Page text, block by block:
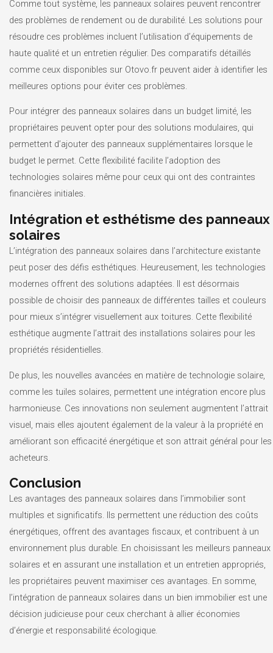
Comme tout système, les panneaux solaires peuvent rencontrer
des problèmes de rendement ou de durabilité. Les solutions pour
résoudre ces problèmes incluent l’utilisation d’équipements de
haute qualité et un entretien régulier. Des comparatifs détaillés
comme ceux disponibles sur Otovo.fr peuvent aider à identifier les
meilleures options pour éviter ces problèmes.
Pour intégrer des panneaux solaires dans un budget limité, les
propriétaires peuvent opter pour des solutions modulaires, qui
permettent d’ajouter des panneaux supplémentaires lorsque le
budget le permet. Cette flexibilité facilite l’adoption des
technologies solaires même pour ceux qui ont des contraintes
financières initiales.
Intégration et esthétisme des panneaux
solaires
L’intégration des panneaux solaires dans l’architecture existante
peut poser des défis esthétiques. Heureusement, les technologies
modernes offrent des solutions adaptées. Il est désormais
possible de choisir des panneaux de différentes tailles et couleurs
pour mieux s’intégrer visuellement aux toitures. Cette flexibilité
esthétique augmente l’attrait des installations solaires pour les
propriétés résidentielles.
De plus, les nouvelles avancées en matière de technologie solaire,
comme les tuiles solaires, permettent une intégration encore plus
harmonieuse. Ces innovations non seulement augmentent l’attrait
visuel, mais elles ajoutent également de la valeur à la propriété en
améliorant son efficacité énergétique et son attrait général pour les
acheteurs.
Conclusion
Les avantages des panneaux solaires dans l’immobilier sont
multiples et significatifs. Ils permettent une réduction des coûts
énergétiques, offrent des avantages fiscaux, et contribuent à un
environnement plus durable. En choisissant les meilleurs panneaux
solaires et en assurant une installation et un entretien appropriés,
les propriétaires peuvent maximiser ces avantages. En somme,
l’intégration de panneaux solaires dans un bien immobilier est une
décision judicieuse pour ceux cherchant à allier économies
d’énergie et responsabilité écologique.